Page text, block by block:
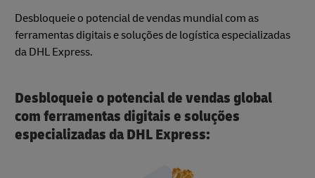
Desbloqueie o potencial de vendas mundial com as
ferramentas digitais e soluções de logística especializadas
da DHL Express.
Desbloqueie o potencial de vendas global
com ferramentas digitais e soluções
especializadas da DHL Express: